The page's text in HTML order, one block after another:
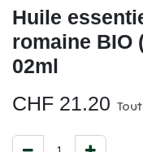
Huile
romaine BIO
02ml
CHF 21.20